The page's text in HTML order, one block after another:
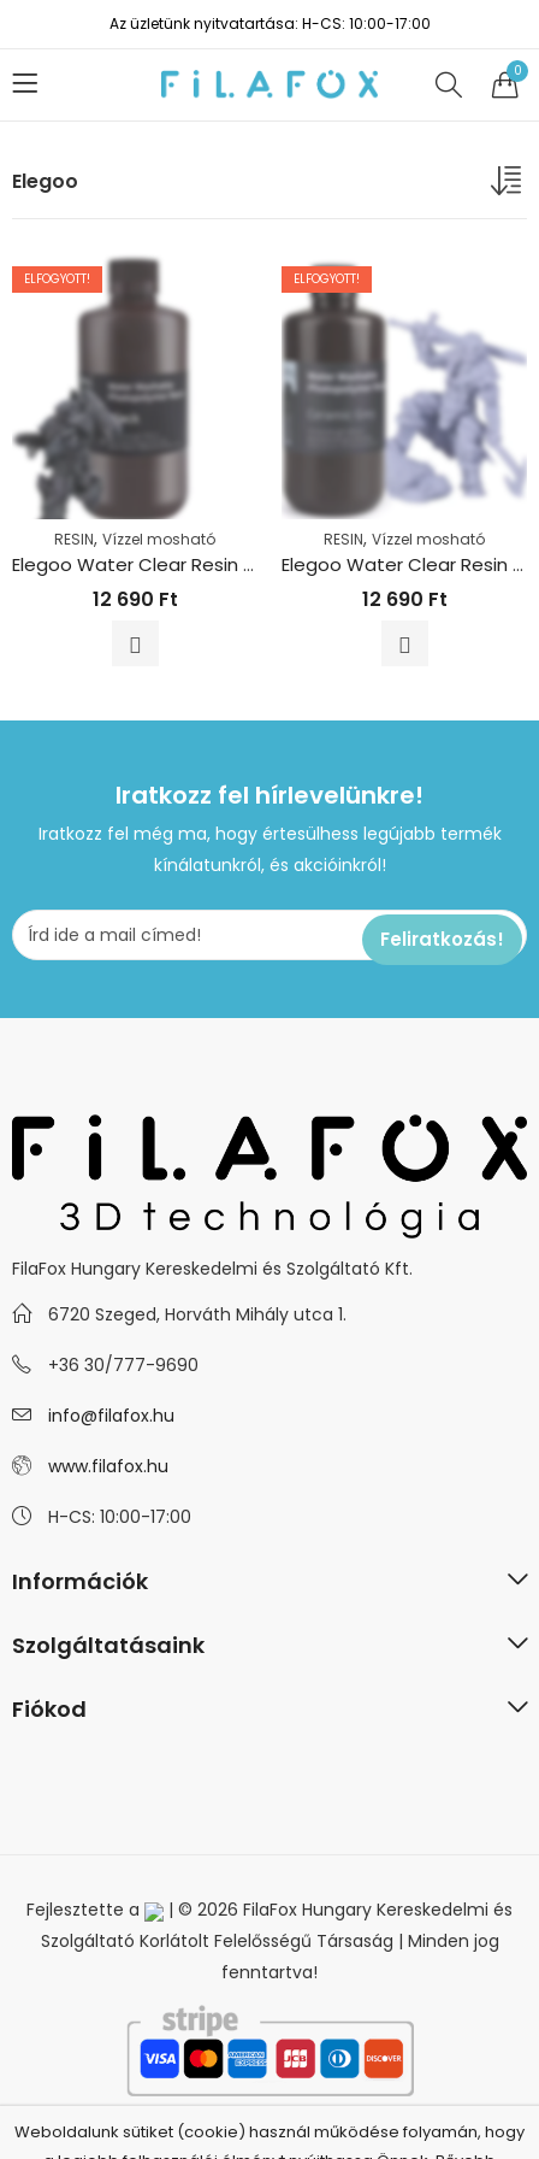
Az üzletünk nyitvatartása: H-CS: 10:00-17:00
0
Elegoo
ELFOGYOTT!
RESIN, Vízzel mosható
Elegoo Water Clear Resin – Fekete (1kg)
12 690 Ft
ELFOGYOTT!
RESIN, Vízzel mosható
Elegoo Water Clear Resin – Szürke (1kg)
12 690 Ft
Iratkozz fel hírlevelünkre!
Iratkozz fel még ma, hogy értesülhess legújabb termék
kínálatunkról, és akcióinkról!
FilaFox Hungary Kereskedelmi és Szolgáltató Kft.
6720 Szeged, Horváth Mihály utca 1.
+36 30/777-9690
info@filafox.hu
www.filafox.hu
H-CS: 10:00-17:00
Információk
Szolgáltatásaink
Fiókod
Fejlesztette a
| © 2026 FilaFox Hungary Kereskedelmi és
Szolgáltató Korlátolt Felelősségű Társaság | Minden jog
fenntartva!
Weboldalunk sütiket (cookie) használ működése folyamán, hogy